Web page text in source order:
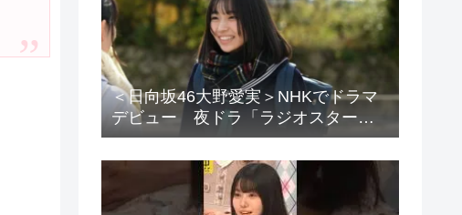
＜日向坂46大野愛実＞NHKでドラマ
デビュー 夜ドラ「ラジオスター」
登場に「かわいさハンパない」「演
技上手じゃん！」の声